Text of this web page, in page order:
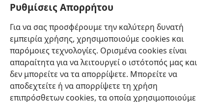
Ρυθμίσεις Απορρήτου
Για να σας προσφέρουμε την καλύτερη δυνατή
εμπειρία χρήσης, χρησιμοποιούμε cookies και
παρόμοιες τεχνολογίες. Ορισμένα cookies είναι
απαραίτητα για να λειτουργεί ο ιστότοπός μας και
δεν μπορείτε να τα απορρίψετε. Μπορείτε να
αποδεχτείτε ή να απορρίψετε τη χρήση
επιπρόσθετων cookies, τα οποία χρησιμοποιούμε
Ελληνική Προτιμήσεις
Copyright© 2026 Watch Tower Bible and Tract Society of Pennsylvania